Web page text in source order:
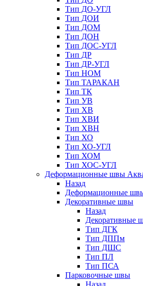
Тип ДО-УГЛ
Тип ДОИ
Тип ДОМ
Тип ДОН
Тип ДОС-УГЛ
Тип ДР
Тип ДР-УГЛ
Тип НОМ
Тип ТАРАКАН
Тип ТК
Тип УВ
Тип ХВ
Тип ХВИ
Тип ХВН
Тип ХО
Тип ХО-УГЛ
Тип ХОМ
Тип ХОС-УГЛ
Деформационные швы
Назад
Деформационные
Декоративные швы
Назад
Декоративные
Тип ДГК
Тип ДППм
Тип ДШС
Тип ПЛ
Тип ПСА
Парковочные швы
Назад